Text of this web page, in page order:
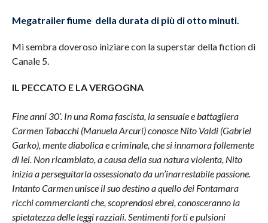
Megatrailer fiume della durata di più di otto minuti.
Mi sembra doveroso iniziare con la superstar della fiction di
Canale 5.
IL PECCATO E LA VERGOGNA
Fine anni 30’. In una Roma fascista, la sensuale e battagliera
Carmen Tabacchi (Manuela Arcuri) conosce Nito Valdi (Gabriel
Garko), mente diabolica e criminale, che si innamora follemente
di lei. Non ricambiato, a causa della sua natura violenta, Nito
inizia a perseguitarla ossessionato da un’inarrestabile passione.
Intanto Carmen unisce il suo destino a quello dei Fontamara
ricchi commercianti che, scoprendosi ebrei, conosceranno la
spietatezza delle leggi razziali. Sentimenti forti e pulsioni